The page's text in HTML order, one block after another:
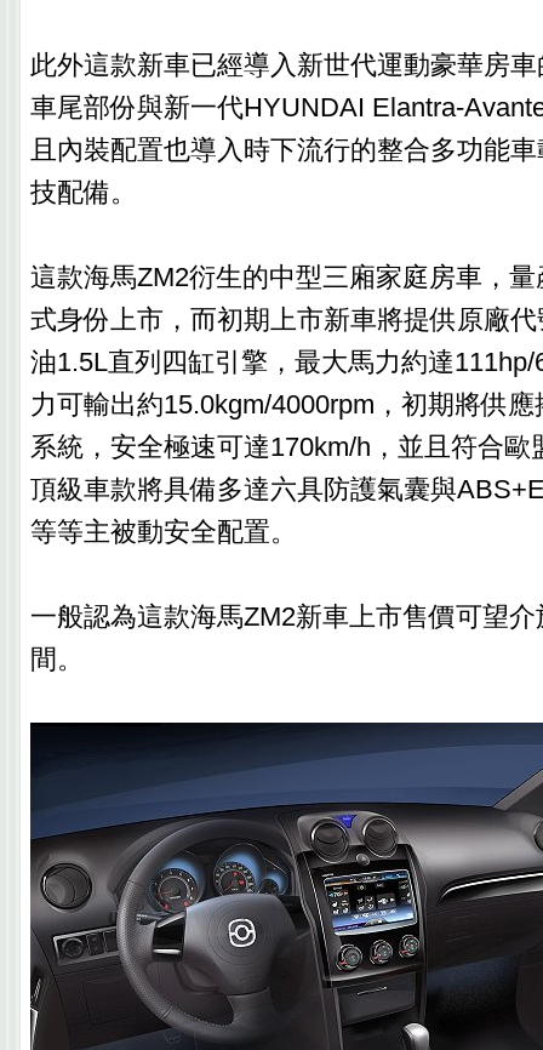
此外這款新車已經導入新世代運動豪華房
車尾部份與新一代HYUNDAI Elantra-
且內裝配置也導入時下流行的整合多功能
技配備。
這款海馬ZM2衍生的中型三廂家庭房車，
式身份上市，而初期上市新車將提供原廠
油1.5L直列四缸引擎，最大馬力約達
力可輸出約15.0kgm/4000rpm，初期將供
系統，安全極速可達170km/h，並且符合歐
頂級車款將具備多達六具防護氣囊與
等等主被動安全配置。
一般認為這款海馬ZM2新車上市售價可望
間。